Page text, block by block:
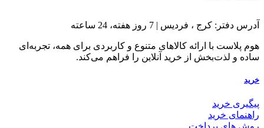
آدرس دفتر: کرج ، فردیس | 7 روز هفته، 24 ساعته
هوم پلاست با ارائه کالاهای متنوع و کاربردی برای همه، تجربه‌ای
ساده و لذت‌بخش از خرید آنلاین را فراهم می‌کند.
خرید
پیگیری خرید
راهنمای خرید